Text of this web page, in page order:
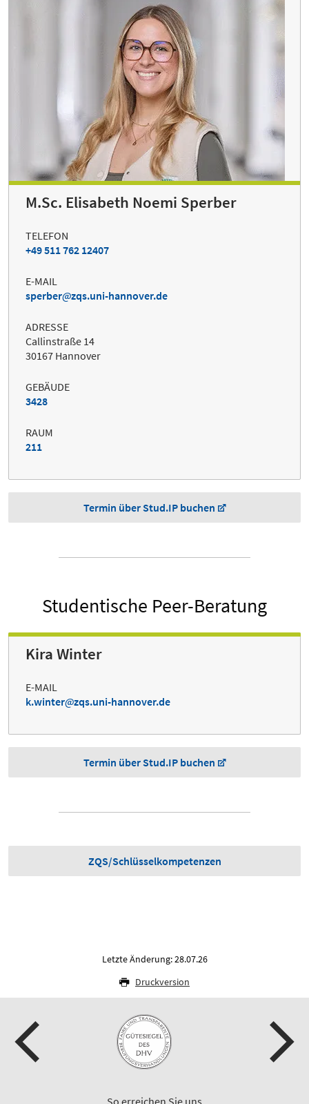
M.Sc. Elisabeth Noemi Sperber
TELEFON
+49 511 762 12407
E-MAIL
sperber
zqs.uni-hannover.de
ADRESSE
Callinstraße 14
30167 Hannover
GEBÄUDE
3428
RAUM
211
Termin über Stud.IP buchen
Studentische Peer-Beratung
Kira Winter
E-MAIL
k.winter
zqs.uni-hannover.de
Termin über Stud.IP buchen
ZQS/Schlüsselkompetenzen
Letzte Änderung: 28.07.26
Druckversion